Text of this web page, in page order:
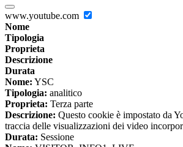
www.youtube.com
Nome
Tipologia
Proprieta
Descrizione
Durata
Nome: YSC
Tipologia: analitico
Proprieta: Terza parte
Descrizione: Questo cookie è impostato da
traccia delle visualizzazioni dei video
Durata: Sessione